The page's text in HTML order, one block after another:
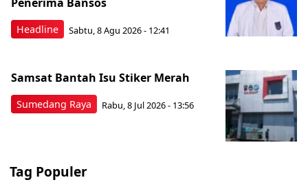
Headline Sabtu, 8 Agu 2026 - 12:41
Sumedang Raya
Samsat Bantah Isu Stiker Merah
Rabu, 8 Jul 2026 - 13:56
Tag Populer